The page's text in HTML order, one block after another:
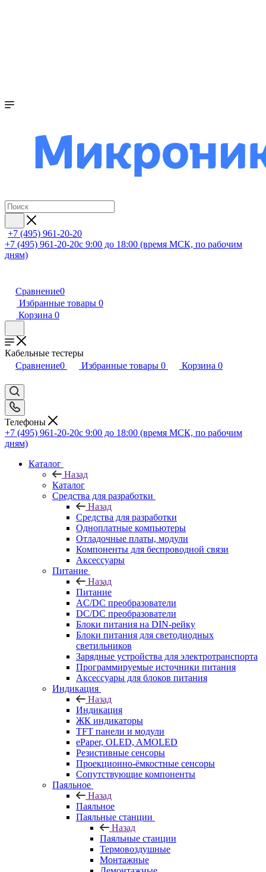
+7 (495) 961-20-20
+7 (495) 961-20-20с 9:00 до 18:00 (время МСК, по рабочим
дням)
Сравнение0
Избранные товары 0
Корзина 0
Кабельные тестеры
Сравнение0 Избранные товары 0 Корзина 0
Телефоны
+7 (495) 961-20-20с 9:00 до 18:00 (время МСК, по рабочим
дням)
Каталог
Назад
Каталог
Средства для разработки
Назад
Средства для разработки
Одноплатные компьютеры
Отладочные платы, модули
Компоненты для беспроводной связи
Аксессуары
Питание
Назад
Питание
AC/DC преобразователи
DC/DC преобразователи
Блоки питания на DIN-рейку
Блоки питания для светодиодных
светильников
Зарядные устройства для электротранспорта
Программируемые источники питания
Аксессуары для блоков питания
Индикация
Назад
Индикация
ЖК индикаторы
TFT панели и модули
ePaper, OLED, AMOLED
Резистивные сенсоры
Проекционно-ёмкостные сенсоры
Сопутствующие компоненты
Паяльное
Назад
Паяльное
Паяльные станции
Назад
Паяльные станции
Термовоздушные
Монтажные